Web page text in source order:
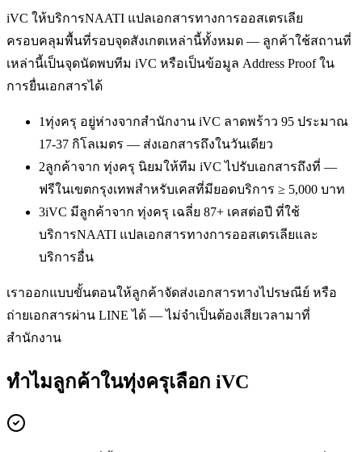
iVC ให้บริการNAATI แปลเอกสารทางการออสเตรเลีย
ครอบคลุมพื้นที่รอบจุดสังเกตเหล่านี้ทั้งหมด — ลูกค้าใช้สถานที่
เหล่านี้เป็นจุดนัดพบทีม iVC หรือเป็นข้อมูล Address Proof ใน
การยื่นเอกสารได้
1ทุ่งครุ อยู่ห่างจากสำนักงาน iVC ลาดพร้าว 95 ประมาณ
17-37 กิโลเมตร — ส่งเอกสารถึงในวันเดียว
2ลูกค้าจาก ทุ่งครุ นิยมให้ทีม iVC ไปรับเอกสารถึงที่ —
ฟรีในเขตกรุงเทพสำหรับเคสที่มียอดบริการ ≥ 5,000 บาท
3iVC มีลูกค้าจาก ทุ่งครุ เฉลี่ย 87+ เคสต่อปี ที่ใช้
บริการNAATI แปลเอกสารทางการออสเตรเลียและ
บริการอื่น
เราออกแบบขั้นตอนให้ลูกค้าจัดส่งเอกสารทางไปรษณีย์ หรือ
ถ่ายเอกสารผ่าน LINE ได้ — ไม่จำเป็นต้องเสียเวลามาที่
สำนักงาน
ทำไมลูกค้าในทุ่งครุเลือก iVC